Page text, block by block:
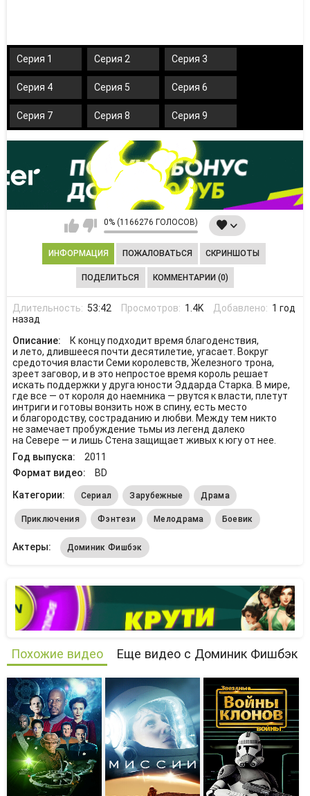
Серия 1 Серия 2 Серия 3
Серия 4 Серия 5 Серия 6
Серия 7 Серия 8 Серия 9
0% (1166276 ГОЛОСОВ)
ИНФОРМАЦИЯ ПОЖАЛОВАТЬСЯ СКРИНШОТЫ
ПОДЕЛИТЬСЯ КОММЕНТАРИИ (0)
Длительность: 53:42 Просмотров: 1.4K Добавлено: 1 год
назад
Описание:
К концу подходит время благоденствия,
и лето, длившееся почти десятилетие, угасает. Вокруг
средоточия власти Семи королевств, Железного трона,
зреет заговор, и в это непростое время король решает
искать поддержки у друга юности Эддарда Старка. В мире,
где все — от короля до наемника — рвутся к власти, плетут
интриги и готовы вонзить нож в спину, есть место
и благородству, состраданию и любви. Между тем никто
не замечает пробуждение тьмы из легенд далеко
на Севере — и лишь Стена защищает живых к югу от нее.
Год выпуска:
2011
Формат видео:
BD
Категории:
Сериал Зарубежные Драма
Приключения Фэнтези Мелодрама Боевик
Актеры: Доминик Фишбэк
Похожие видео Еще видео с Доминик Фишбэк